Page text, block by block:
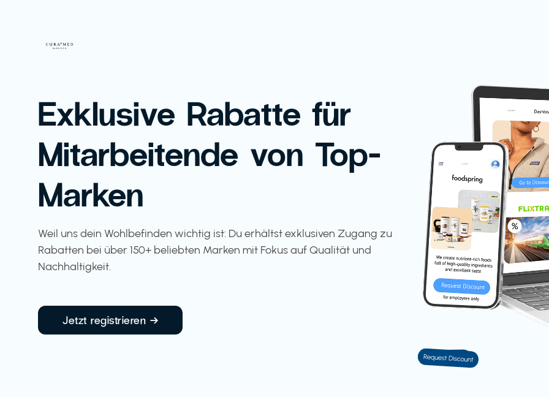
Exklusive Rabatte für
Mitarbeitende von Top-
Marken
Weil uns dein Wohlbefinden wichtig ist: Du erhältst exklusiven Zugang zu
Rabatten bei über 150+ beliebten Marken mit Fokus auf Qualität und
Nachhaltigkeit.
Jetzt registrieren →